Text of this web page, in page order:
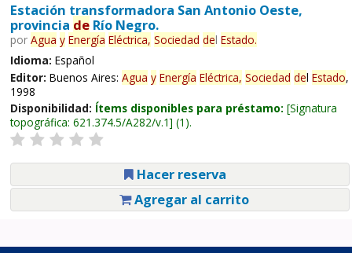
Estación transformadora San Antonio Oeste,
provincia deRío Negro.
por Agua y Energía Eléctrica, Sociedad del Estado.
Idioma: Español
Editor: Buenos Aires: Agua y Energía Eléctrica, Sociedad del Estado,
1998
Disponibilidad: Ítems disponibles para préstamo: Signatura
topográfica: 621.374.5/A282/v.1 (1).
Hacer reserva
Agregar al carrito